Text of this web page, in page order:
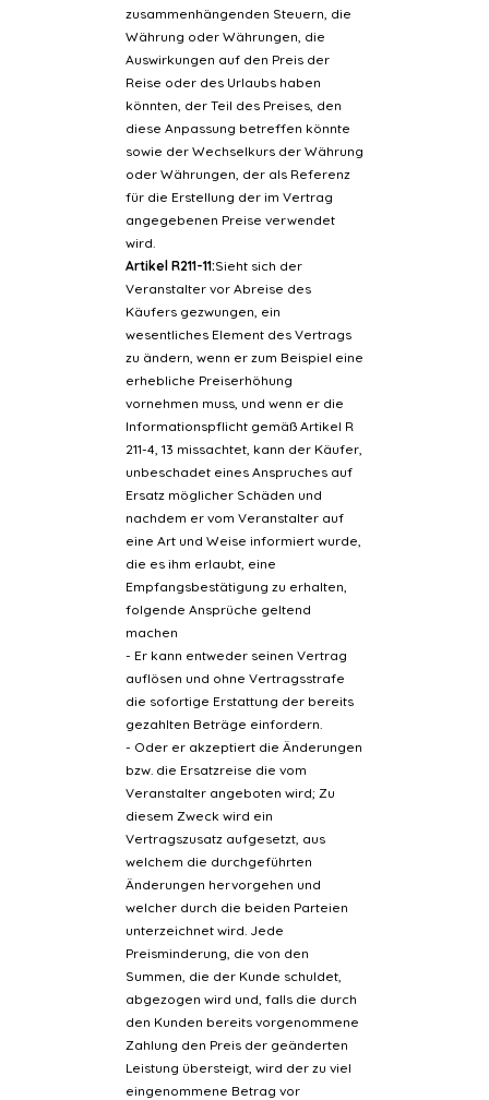
zusammenhängenden Steuern, die
Währung oder Währungen, die
Auswirkungen auf den Preis der
Reise oder des Urlaubs haben
könnten, der Teil des Preises, den
diese Anpassung betreffen könnte
sowie der Wechselkurs der Währung
oder Währungen, der als Referenz
für die Erstellung der im Vertrag
angegebenen Preise verwendet
wird.
Artikel R211-11:Sieht sich der
Veranstalter vor Abreise des
Käufers gezwungen, ein
wesentliches Element des Vertrags
zu ändern, wenn er zum Beispiel eine
erhebliche Preiserhöhung
vornehmen muss, und wenn er die
Informationspflicht gemäß Artikel R
211-4, 13 missachtet, kann der Käufer,
unbeschadet eines Anspruches auf
Ersatz möglicher Schäden und
nachdem er vom Veranstalter auf
eine Art und Weise informiert wurde,
die es ihm erlaubt, eine
Empfangsbestätigung zu erhalten,
folgende Ansprüche geltend
machen
- Er kann entweder seinen Vertrag
auflösen und ohne Vertragsstrafe
die sofortige Erstattung der bereits
gezahlten Beträge einfordern.
- Oder er akzeptiert die Änderungen
bzw. die Ersatzreise die vom
Veranstalter angeboten wird; Zu
diesem Zweck wird ein
Vertragszusatz aufgesetzt, aus
welchem die durchgeführten
Änderungen hervorgehen und
welcher durch die beiden Parteien
unterzeichnet wird. Jede
Preisminderung, die von den
Summen, die der Kunde schuldet,
abgezogen wird und, falls die durch
den Kunden bereits vorgenommene
Zahlung den Preis der geänderten
Leistung übersteigt, wird der zu viel
eingenommene Betrag vor